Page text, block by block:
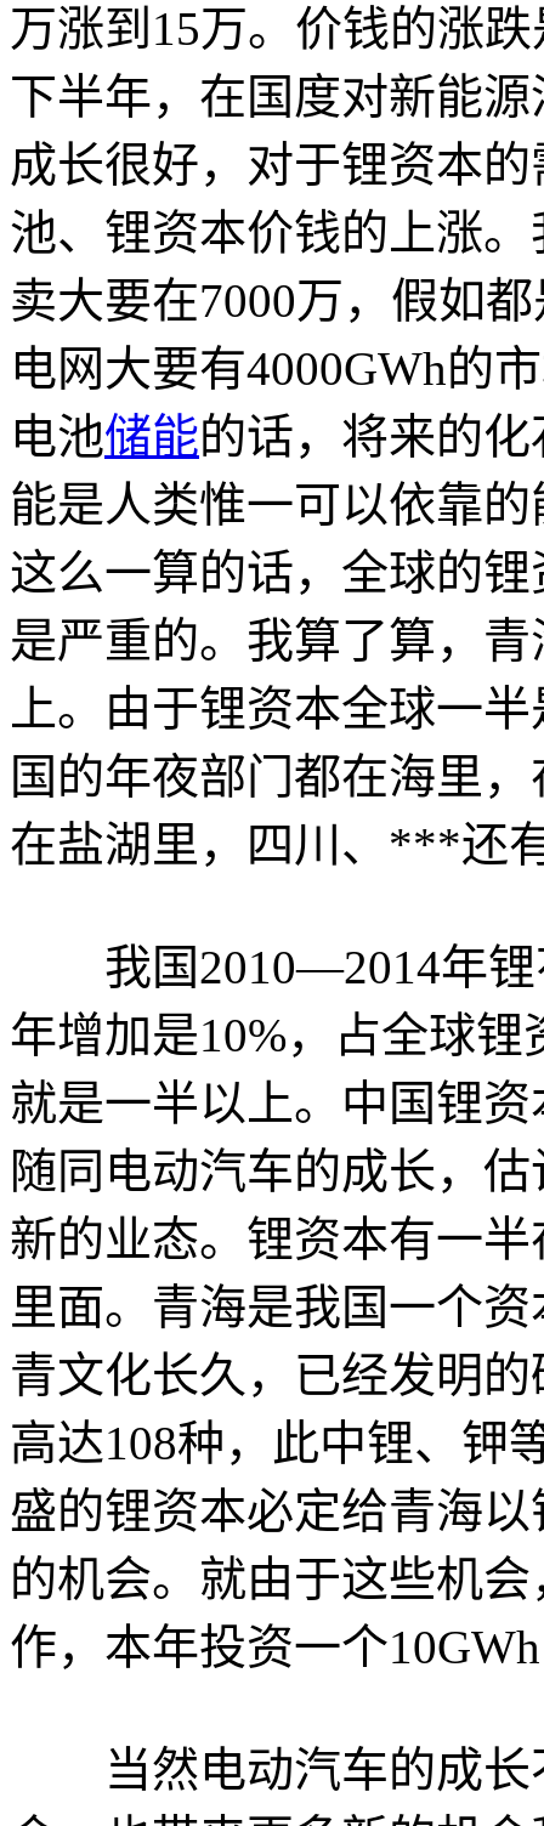
万涨到15万。价钱的涨
下半年，在国度对新能
成长很好，对于锂资本
池、锂资本价钱的上涨
卖大要在7000万，假如
电网大要有4000GWh的
电池储能的话，将来的
能是人类惟一可以依靠
这么一算的话，全球的
是严重的。我算了算，
上。由于锂资本全球一
国的年夜部门都在海里
在盐湖里，四川、***还
我国2010—2014年锂
年增加是10%，占全球锂
就是一半以上。中国锂
随同电动汽车的成长，
新的业态。锂资本有一
里面。青海是我国一个
青文化长久，已经发明
高达108种，此中锂、钾
盛的锂资本必定给青海
的机会。就由于这些机
作，本年投资一个
当然电动汽车的成长